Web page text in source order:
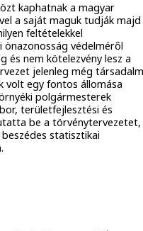
kaphatnak a magyar
a saját maguk tudják majd
feltételekkel
önazonosság védelméről
és nem kötelezvény lesz a
jelenleg még
volt egy fontos állomása
polgármesterek
területfejlesztési és
be a törvénytervezetet,
statisztikai